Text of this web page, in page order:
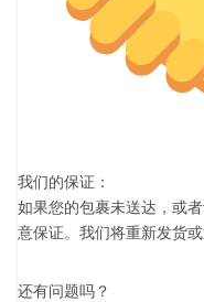
我们的保证：
如果您的包裹未送达，或
意保证。我们将重新发货
还有问题吗？